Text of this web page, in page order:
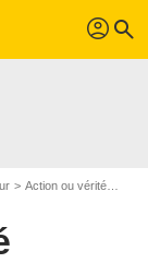
profil search
Action ou vérité